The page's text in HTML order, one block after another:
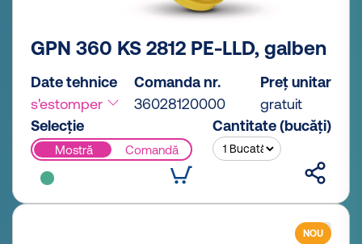
GPN 360 KS 2812 PE-LLD, galben
Date tehnice
s'estomper
Comanda nr.
36028120000
Preț unitar
gratuit
Selecție
Mostră Comandă
Cantitate (bucăți)
NOU